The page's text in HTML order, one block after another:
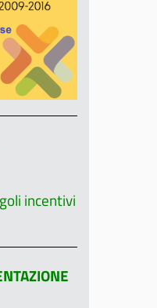
incentivi